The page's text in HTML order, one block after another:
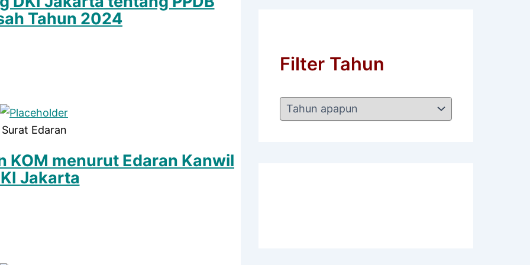
Tahun 2024
Surat Edaran
KOM menurut Edaran Kanwil
Jakarta
Filter Tahun